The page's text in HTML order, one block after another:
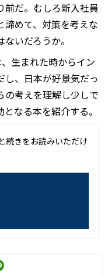
前だ。むしろ新入社員
諦めて、対策を考えな
いだろうか。
生まれた時からイン
し、日本が好景気だっ
の考えを理解し少しで
なる本を紹介する。
続きをお読みいただけ